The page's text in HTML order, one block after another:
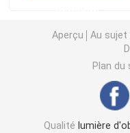
Lumières de piste
Contrôleur de
Voyants d'alarme
Aperçu Au sujet
Plan du
Qualité lumière